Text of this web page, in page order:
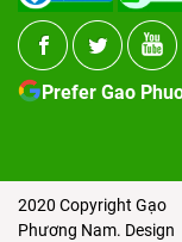
Prefer Gao
2020 Copyright Gạo
Phương Nam. Design